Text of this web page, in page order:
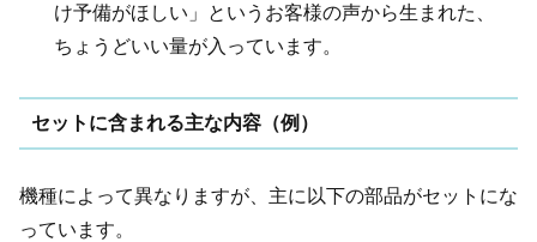
け予備がほしい」というお客様の声から生まれた、
ちょうどいい量が入っています。
セットに含まれる主な内容（例）
機種によって異なりますが、主に以下の部品がセットにな
っています。